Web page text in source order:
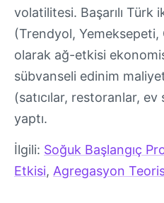
volatilitesi. Başarılı Türk
(Trendyol,
olarak ağ-etkisi
sübvanseli edinim
(satıcılar, restoranlar,
yaptı.
İlgili: Soğuk Başlangıç
Etkisi, Agregasyon